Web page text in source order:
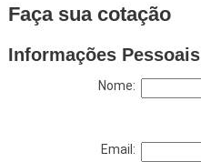
Faça sua cotação
Informações Pessoais
Nome:
Email: